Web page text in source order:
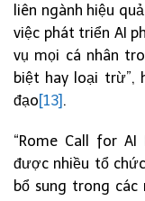
liên ngành hiệu
việc phát triển AI
vụ mọi cá nhân
biệt hay loại trừ”,
đạo[13] .
“Rome Call for
được nhiều tổ
bổ sung trong các